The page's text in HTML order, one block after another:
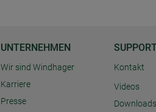
UNTERNEHMEN
Wir sind Windhager
Karriere
Presse
Kontakt
Videos
Downloads